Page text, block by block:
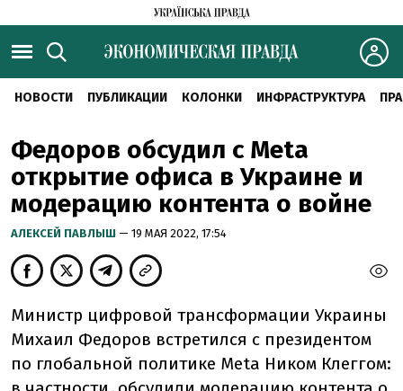
НОВОСТИ ПУБЛИКАЦИИ КОЛОНКИ ИНФРАСТРУКТУРА
Федоров обсудил с Meta
открытие офиса в Украине и
модерацию контента о войне
АЛЕКСЕЙ ПАВЛЫШ — 19 МАЯ 2022, 17:54
Министр цифровой трансформации Украины
Михаил Федоров встретился с президентом
по глобальной политике Meta Ником Клеггом: